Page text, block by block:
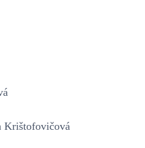
Krištofovičová